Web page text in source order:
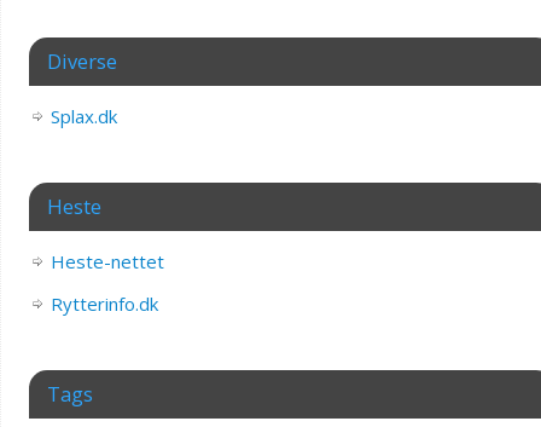
Diverse
Splax.dk
Heste
Heste-nettet
Rytterinfo.dk
Tags